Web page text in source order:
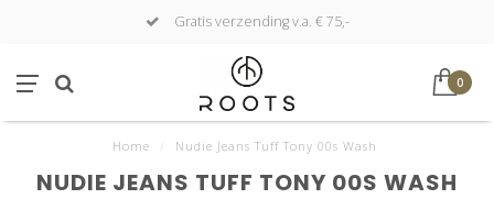
Gratis verzending v.a. € 75,-
0
Home Nudie Jeans Tuff Tony 00s Wash
NUDIE JEANS TUFF TONY 00S WASH